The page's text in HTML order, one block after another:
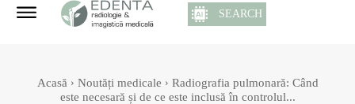
SEARCH
Acasă Noutăți medicale
Radiografia pulmonară: Când
este necesară și de ce este inclusă în controlul...